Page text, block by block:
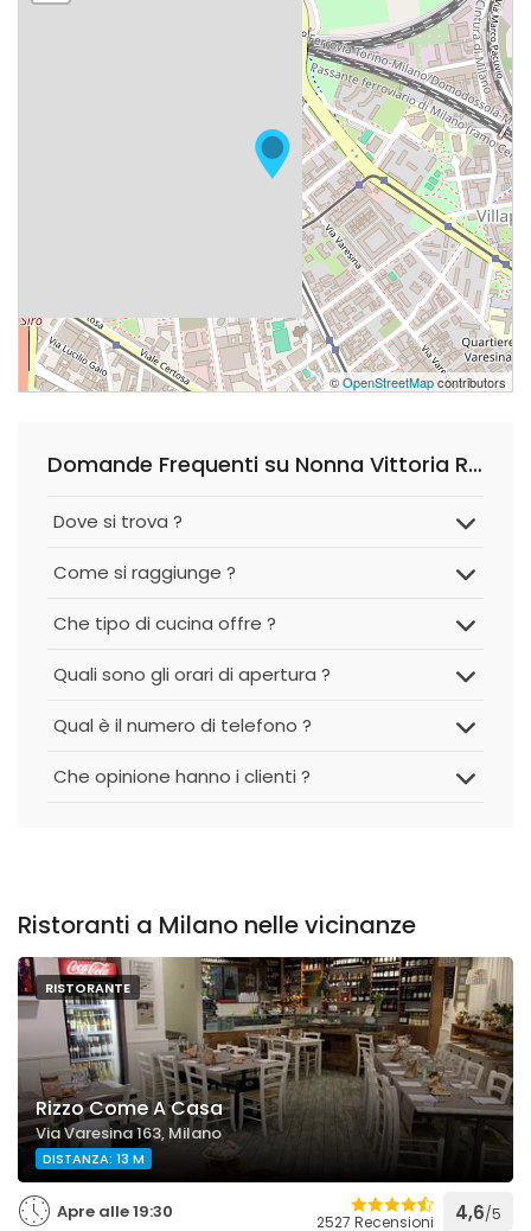
©OpenStreetMapcontributors
Domande Frequenti su Nonna Vittoria Ristorante
Dove si trova ?
Come si raggiunge ?
Che tipo di cucina offre ?
Quali sono gli orari di apertura ?
Qual è il numero di telefono ?
Che opinione hanno i clienti ?
Ristoranti a Milano nelle vicinanze
RISTORANTE
Rizzo Come A Casa
Via Varesina 163, Milano
DISTANZA: 13 M
Apre alle 19:30 2527 Recensioni 4,6/5